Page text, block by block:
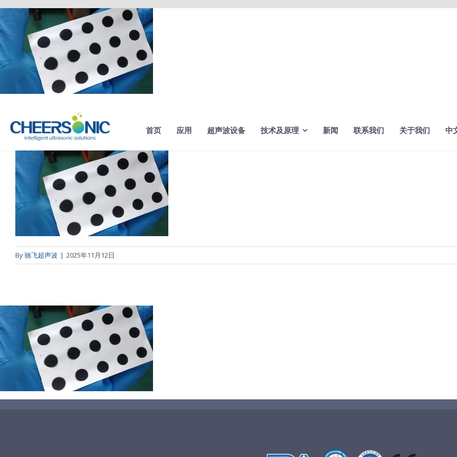
Skip
to
content
首页 应用 超声波设备 技术及原理 新闻 联系我们 关于我们 中
By驰飞超声波 | 2025年11月12日